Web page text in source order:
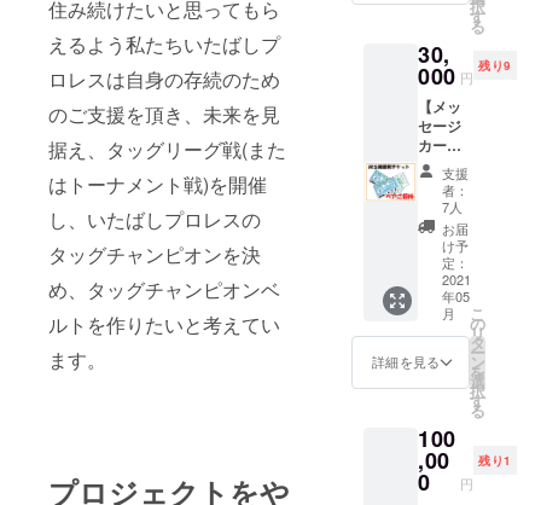
住み続けたいと思ってもら
えるよう私たちいたばしプ
ロレスは自身の存続のため
のご支援を頂き、未来を見
据え、タッグリーグ戦(また
はトーナメント戦)を開催
し、いたばしプロレスの
タッグチャンピオンを決
め、タッグチャンピオンベ
ルトを作りたいと考えてい
ます。
プロジェクトをや
ケース
です 以
下の選
手から
ランダ
ムにお
届けし
ます ・
はやて
・こま
ち ・メ
キシカ
ンレス
ラー数
種類
などん
・中里
ウルフ
智也 ◇
非売品T
シャツ
ご希望
のサイ
ズをお
選びく
ださい
タッグ
リーグ
(トーナ
大会を
イメー
ンを予
定して
います
ピー ・
トキワ
ダイ
オー ・
キュー
ティー
・ピカ
ちゃん
・マス
クドふ
などん
・中里
哲也 ・
ウルフ
智也 ◇
非売品T
シャツ
選びく
ださい
タッグ
リーグ
野製菓
んと
う」3種
詰め合
わせ
セッ
ト】 ◇
メッ
セージ
カード
以下の
選手か
らラン
ダムに
お届け
します
・はや
て ・ま
カちゃ
ん ・
ハッ
ピー
択
す
る
30,
000 円
残り9
【メッ
セージ
カード
＋非売
品Tシャ
ツ2枚
＋"板橋
のいっ
ん"「中
野製菓
のかり
んと
う」3種
詰め合
わせ
＋リン
グサイ
ド席ペ
ア観戦
支援
者：
7人
お届
け予
定：
2021
年05
月
詳細を見る
こ
の
リ
タ
ー
ン
を
選
択
す
る
100
,00
0 円
残り1